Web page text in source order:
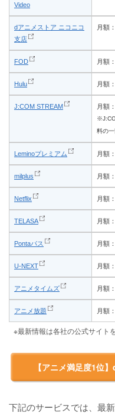
Video
dアニメストア ニコニコ
支店
月額
FOD 月額
Hulu 月額
J:COM STREAM 月額
料の
Leminoプレミアム 月額
milplus 月額
Netflix 月額
TELASA 月額
Pontaパス 月額
U-NEXT 月額
アニメタイムズ 月額
アニメ放題 月額
※最新情報は各社の公式サイト
【アニメ満足度1位
下記のサービスでは、最